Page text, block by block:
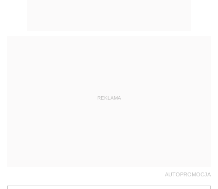
REKLAMA
AUTOPROMOCJA